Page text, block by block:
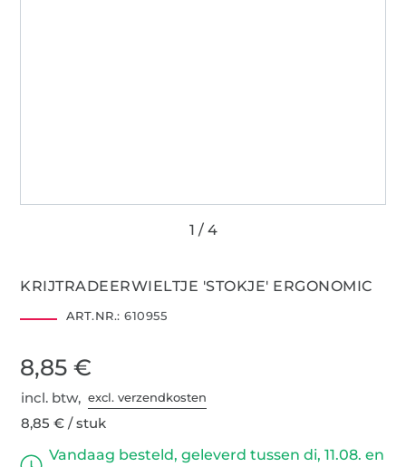
KRIJTRADEERWIELTJE 'STOKJE' ERGONOMIC
ART.NR.: 610955
8,85 €
incl. btw,excl. verzendkosten
8,85 € / stuk
Vandaag besteld, geleverd tussen di, 11.08. en